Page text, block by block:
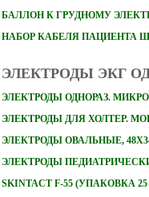
БАЛЛОН К ГРУДНОМУ
НАБОР КАБЕЛЯ ПАЦИЕНТА
ЭЛЕКТРОДЫ ЭКГ
ЭЛЕКТРОДЫ ОДНОРАЗ.
ЭЛЕКТРОДЫ ДЛЯ ХОЛТЕР.
ЭЛЕКТРОДЫ ОВАЛЬНЫЕ,
ЭЛЕКТРОДЫ
SKINTACT F-55 (УПАКОВКА